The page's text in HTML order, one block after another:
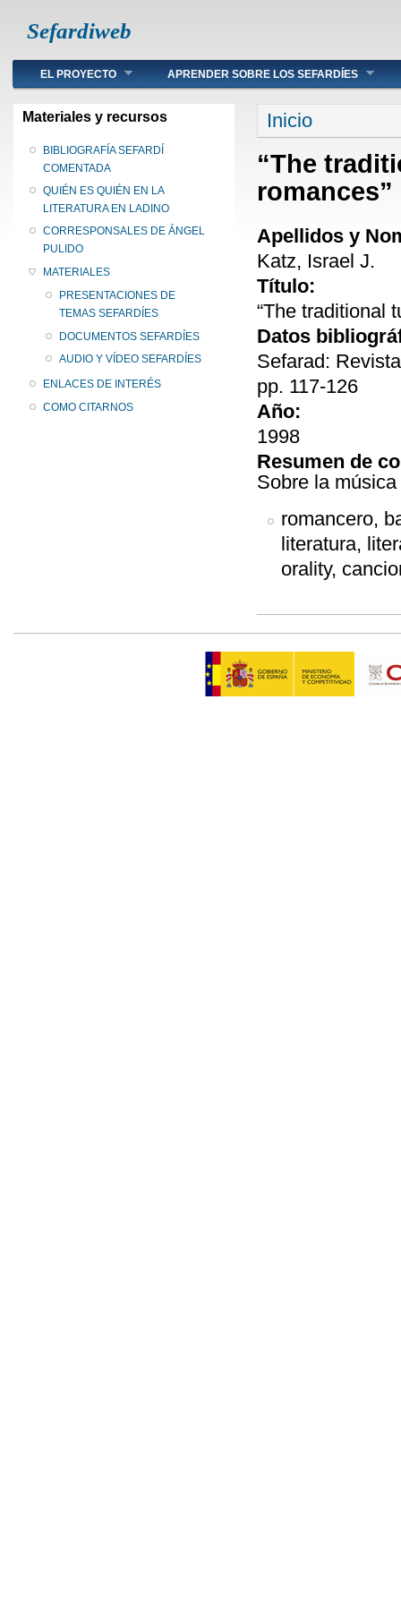
Sefardiweb
Main menu
EL PROYECTO APRENDER SOBRE LOS SEFARDÍES
Materiales y recursos
BIBLIOGRAFÍA SEFARDÍ
COMENTADA
QUIÉN ES QUIÉN EN LA
LITERATURA EN LADINO
CORRESPONSALES DE ÁNGEL
PULIDO
MATERIALES
PRESENTACIONES DE
TEMAS SEFARDÍES
DOCUMENTOS SEFARDÍES
AUDIO Y VÍDEO SEFARDÍES
ENLACES DE INTERÉS
COMO CITARNOS
Se encuentra
Inicio
“The
romances”
Apellidos y
Katz, Israel J.
Título:
“The traditional
Datos
Sefarad:
pp. 117-126
Año:
1998
Resumen de
Sobre la
romancero,
literatura,
orality,